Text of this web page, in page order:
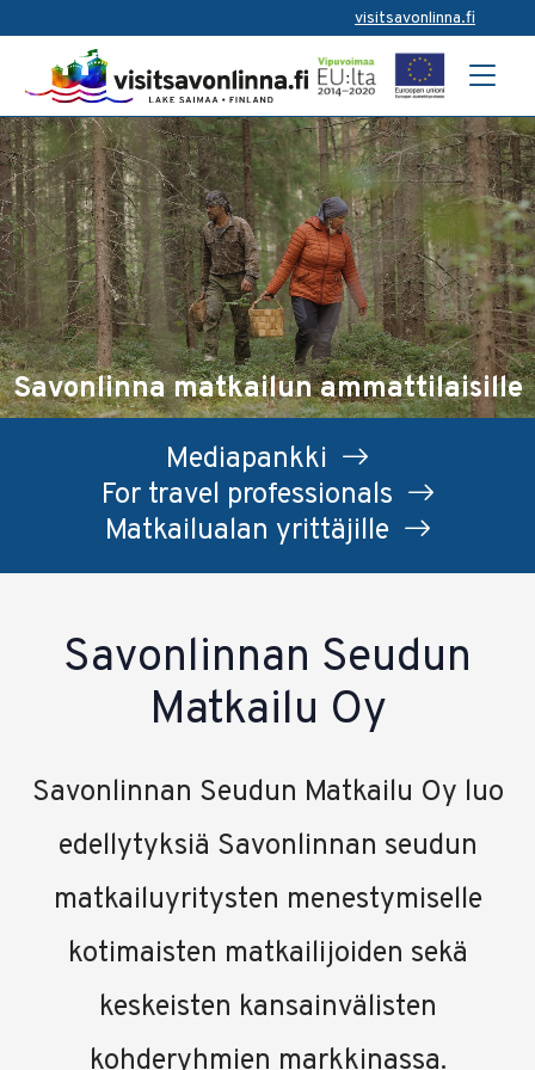
visitsavonlinna.fi
Savonlinna matkailun ammattilaisille
Mediapankki
For travel professionals
Matkailualan yrittäjille
Savonlinnan Seudun
Matkailu Oy
Savonlinnan Seudun Matkailu Oy luo
edellytyksiä Savonlinnan seudun
matkailuyritysten menestymiselle
kotimaisten matkailijoiden sekä
keskeisten kansainvälisten
kohderyhmien markkinassa.